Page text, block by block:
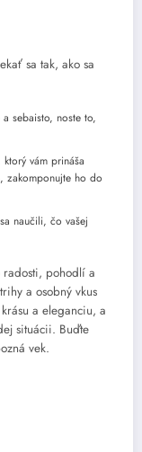
sa tak, ako sa
sebaisto, noste to,
vám prináša
zakomponujte ho do
naučili, čo vašej
pohodlí a
a osobný vkus
a eleganciu, a
situácii. Buďte
vek.